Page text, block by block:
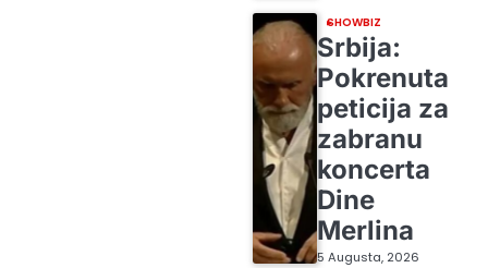
SHOWBIZ
Srbija:
Pokrenuta
peticija za
zabranu
koncerta
Dine
Merlina
5 Augusta, 2026